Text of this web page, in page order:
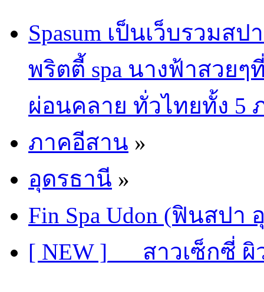
Spasum เป็นเว็บรวม
พริตตี้ spa นางฟ้าสวย
ผ่อนคลาย ทั่วไทยทั้ง 5
ภาคอีสาน »
อุดรธานี »
Fin Spa Udon (ฟินสปา
[ NEW ]___สาวเซ็กซี่